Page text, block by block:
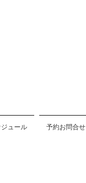
ジュール 予約お問合せ